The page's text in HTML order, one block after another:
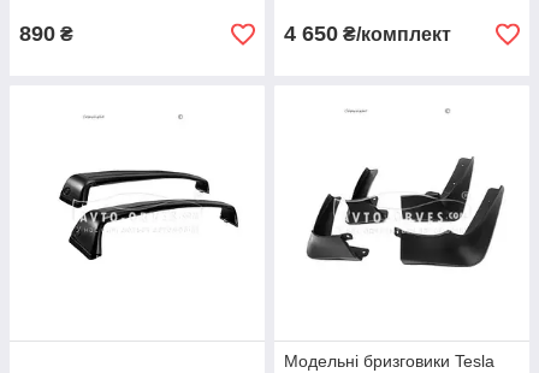
890 ₴ 4 650 ₴/комплект
Модельні бризговики Tesla